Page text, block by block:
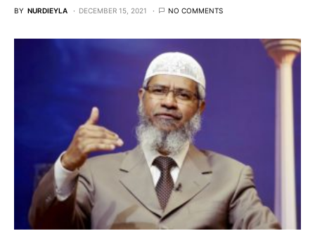
BY NURDIEYLA DECEMBER 15, 2021 NO COMMENTS